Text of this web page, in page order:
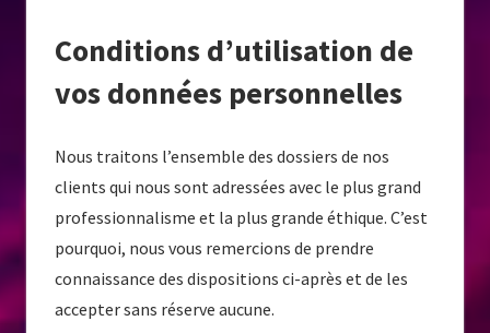
Conditions d’utilisation de
vos données personnelles
Nous traitons l’ensemble des dossiers de nos
clients qui nous sont adressées avec le plus grand
professionnalisme et la plus grande éthique. C’est
pourquoi, nous vous remercions de prendre
connaissance des dispositions ci-après et de les
accepter sans réserve aucune.